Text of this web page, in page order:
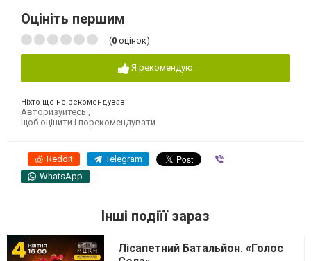
Оцініть першим
(0 оцінок)
Я рекомендую
Ніхто ще не рекомендував
Авторизуйтесь
щоб оцінити і порекомендувати
Reddit Telegram
WhatsApp
Інші подіїї зараз
Лісапетний Батальйон. «Голос